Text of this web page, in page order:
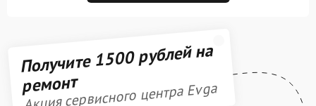
Получите 1500 рублей на
ремонт
Акция сервисного центра Evga